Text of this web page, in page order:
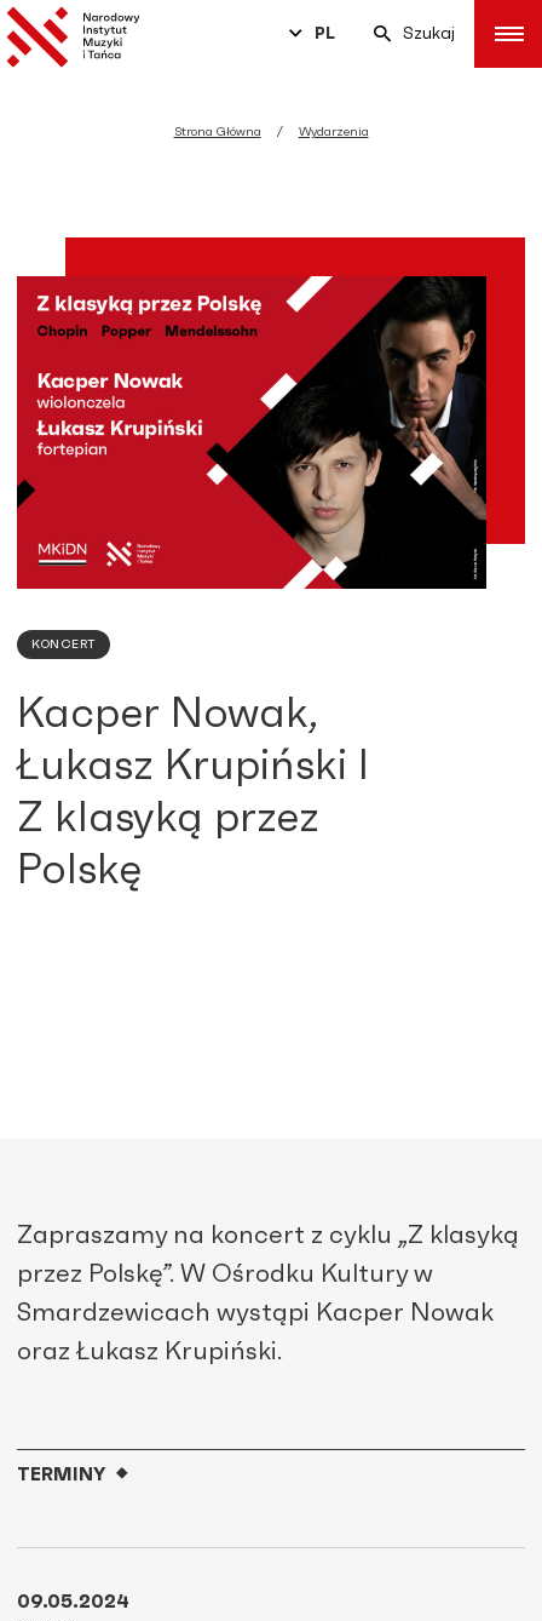
PL Szukaj
Strona Główna Wydarzenia
KONCERT
Kacper Nowak,
Łukasz Krupiński I
Z klasyką przez
Polskę
Zapraszamy na koncert z cyklu „Z klasyką
przez Polskę”. W Ośrodku Kultury w
Smardzewicach wystąpi Kacper Nowak
oraz Łukasz Krupiński.
TERMINY
09.05.2024